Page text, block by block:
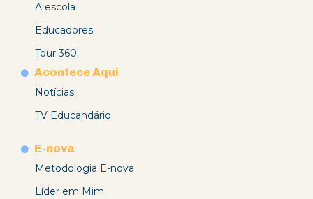
A escola
Educadores
Tour 360
Acontece Aqui
Notícias
TV Educandário
E-nova
Metodologia E-nova
Líder em Mim